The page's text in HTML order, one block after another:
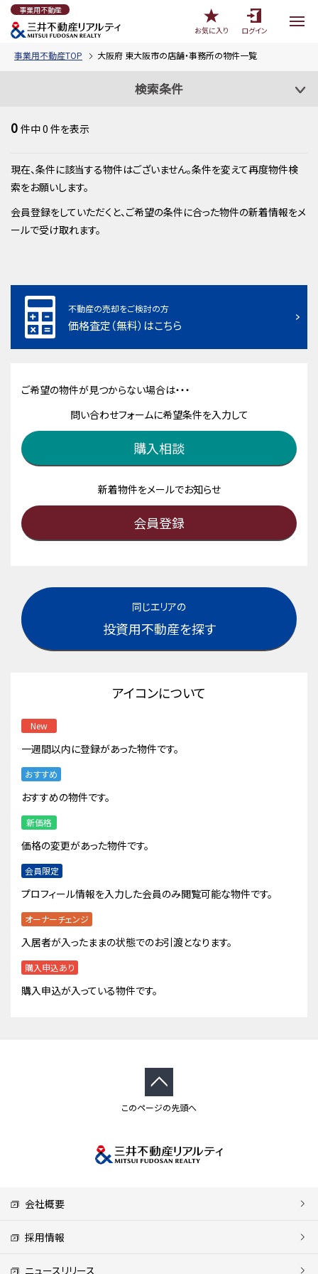
事業用不動産
お気に入り
ログイン
事業用不動産TOP 大阪府 東大阪市の店舗・事務所の物件一覧
検索条件
0 件中0 件を表示
現在、条件に該当する物件はございません。条件を変えて再度物件検
索をお願いします。
会員登録をしていただくと、ご希望の条件に合った物件の新着情報をメ
ールで受け取れます。
不動産の売却をご検討の方
価格査定（無料）はこちら
ご希望の物件が見つからない場合は・・・
問い合わせフォームに希望条件を入力して
購入相談
新着物件をメールでお知らせ
会員登録
同じエリアの
投資用不動産を探す
アイコンについて
New
一週間以内に登録があった物件です。
おすすめ
おすすめの物件です。
新価格
価格の変更があった物件です。
会員限定
プロフィール情報を入力した会員のみ閲覧可能な物件です。
オーナーチェンジ
入居者が入ったままの状態でのお引渡となります。
購入申込あり
購入申込が入っている物件です。
このページの先頭へ
会社概要
採用情報
ニュースリリース